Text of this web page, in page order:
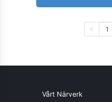
1
Vårt Närverk